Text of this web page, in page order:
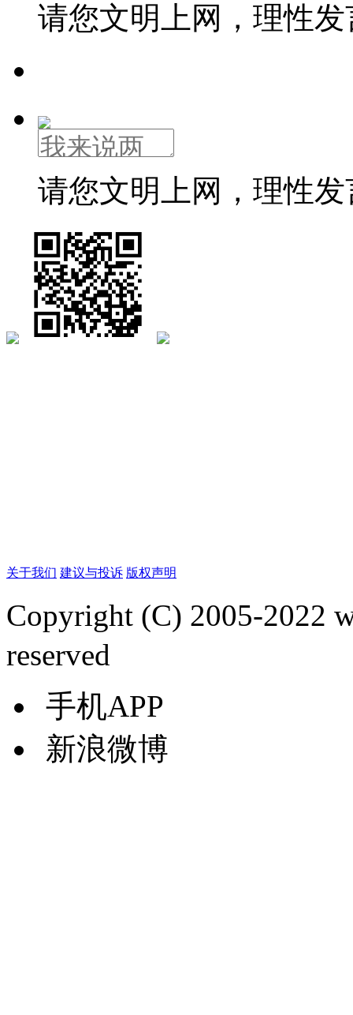
请您文明上网，理性
请您文明上网，理性
关于我们 建议与投诉 版权声明
Copyright (C) 2005-2022
reserved
手机APP
新浪微博